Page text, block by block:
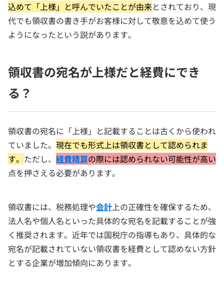
込めて「上様」と呼んでいたことが由来とされており、現
代でも領収書の書き手がお客様に対して敬意を込めて使う
ようになったという説があります。
領収書の宛名が上様だと経費にでき
る？
領収書の宛名に「上様」と記載することは古くから使われ
ていました。 現在でも形式上は領収書として認められま
す。 ただし、 経費精算の際には認められない可能性が高い
点を押さえる必要があります。
領収書には、税務処理や会計上の正確性を確保するため、
法人名や個人名といった具体的な宛名を記載することが強
く推奨されます。近年では国税庁の指導もあり、具体的な
宛名が記載されていない領収書を経費として認めない方針
とする企業が増加傾向にあります。